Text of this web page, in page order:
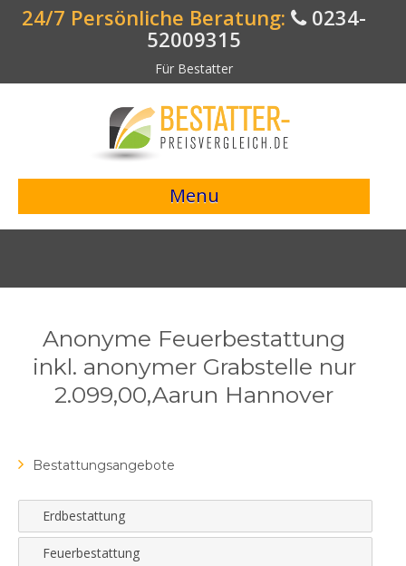
24/7 Persönliche Beratung:
0234-
52009315
Für Bestatter
Menu
> Preisvergleich starten <
Bestattungsvorsorge
Anonyme Feuerbestattung
inkl. anonymer Grabstelle nur
2.099,00,Aarun Hannover
Bestattungsangebote
Erdbestattung
Feuerbestattung